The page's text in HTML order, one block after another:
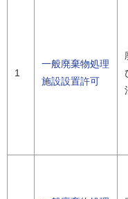
1
一般廃棄物処理
施設設置許可